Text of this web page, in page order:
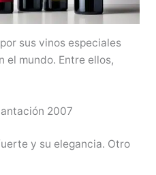
sus vinos especiales
el mundo. Entre ellos,
2007
y su elegancia. Otro